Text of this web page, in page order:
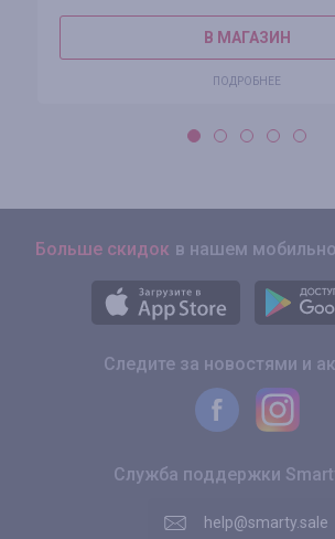
В МАГАЗИН
ПОДРОБНЕЕ
Больше скидок в нашем
Следите за новостями и
Служба поддержки
help@smarty.sale